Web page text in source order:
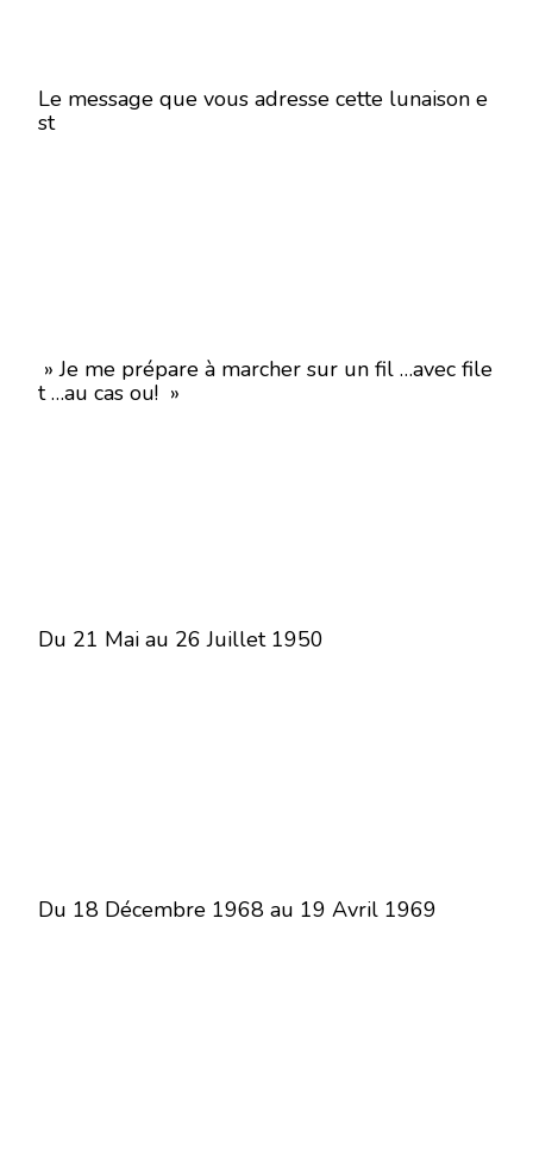
Le message que vous adresse cette lunaison e
st
» Je me prépare à marcher sur un fil …avec file
t …au cas ou! »
Du 21 Mai au 26 Juillet 1950
Du 18 Décembre 1968 au 19 Avril 1969